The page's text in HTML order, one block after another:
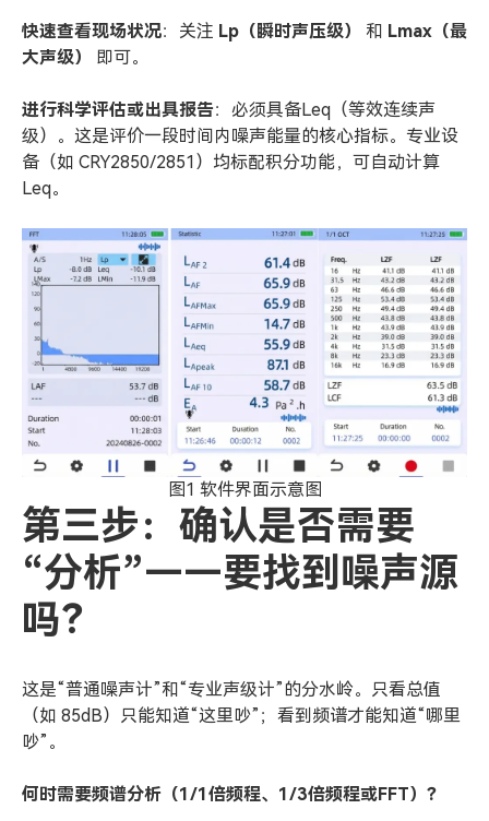
快速查看现场状况：关注 Lp （瞬时声压级） 和 Lmax （最
大声级）
即可。
进行科学评估或出具报告：必须具备Leq（等效连续声
级）。这是评价一段时间内噪声能量的核心指标。专业设
备（如 CRY2850/2851）均标配积分功能，可自动计算
Leq。
图1 软件界面示意图
第三步：确认是否需要
“分析”——要找到噪声源
吗？
这是“普通噪声计”和“专业声级计”的分水岭。只看总值
（如 85dB）只能知道“这里吵”；看到频谱才能知道“哪里
吵”。
何时需要频谱分析（1/1倍频程、1/3倍频程或FFT）？